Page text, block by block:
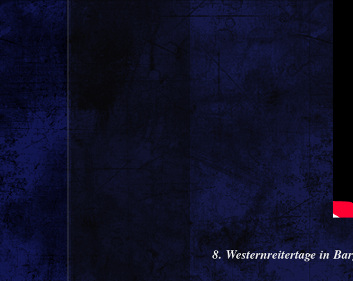
8. Westernreitertage in